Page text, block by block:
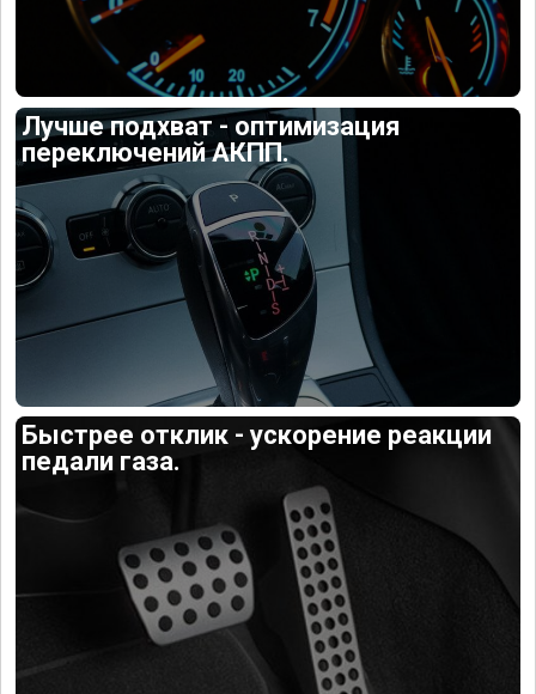
Лучше подхват - оптимизация
переключений АКПП.
Быстрее отклик - ускорение реакции
педали газа.